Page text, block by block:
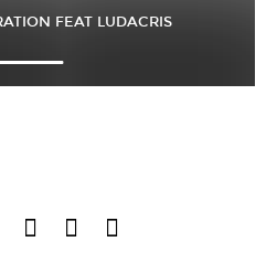
FEAT LUDACRIS